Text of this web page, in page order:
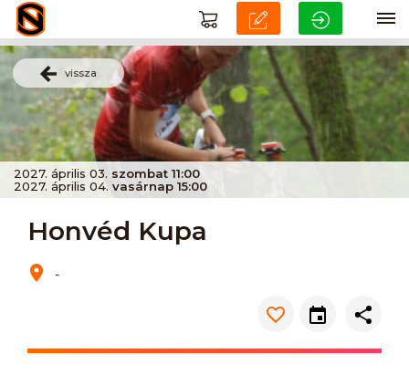
vissza
2027. április 03. szombat 11:00
2027. április 04. vasárnap 15:00
Honvéd Kupa
-